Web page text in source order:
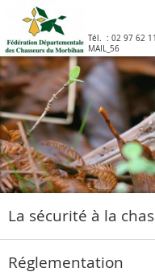
Tél. : 02 97 62
MAIL_56
La sécurité à la
Réglementation